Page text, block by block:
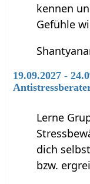
kennen
Gefühle
19.09.2027 -
Lerne
dich
bzw.